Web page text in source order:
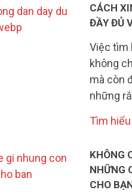
CÁCH
ĐẦY ĐỦ
Việc tìm
không
mà còn
những
Tìm
KHÔNG
NHỮNG
CHO